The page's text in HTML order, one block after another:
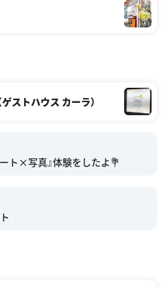
ストハウス カーラ）